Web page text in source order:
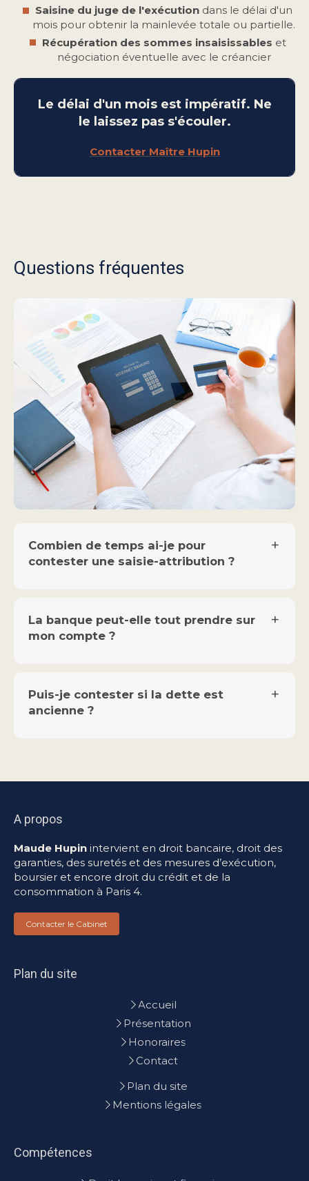
Saisine du juge de l'exécution dans le délai d'un
mois pour obtenir la mainlevée totale ou partielle.
Récupération des sommes insaisissables et
négociation éventuelle avec le créancier
Le délai d'un mois est impératif. Ne
le laissez pas s'écouler.
Contacter Maître Hupin
Questions fréquentes
Combien de temps ai-je pour
contester une saisie-attribution ?
La banque peut-elle tout prendre sur
mon compte ?
Puis-je contester si la dette est
ancienne ?
A propos
Maude Hupin intervient en droit bancaire, droit des
garanties, des suretés et des mesures d’exécution,
boursier et encore droit du crédit et de la
consommation à Paris 4.
Contacter le Cabinet
Plan du site
Accueil
Présentation
Honoraires
Contact
Plan du site
Mentions légales
Compétences